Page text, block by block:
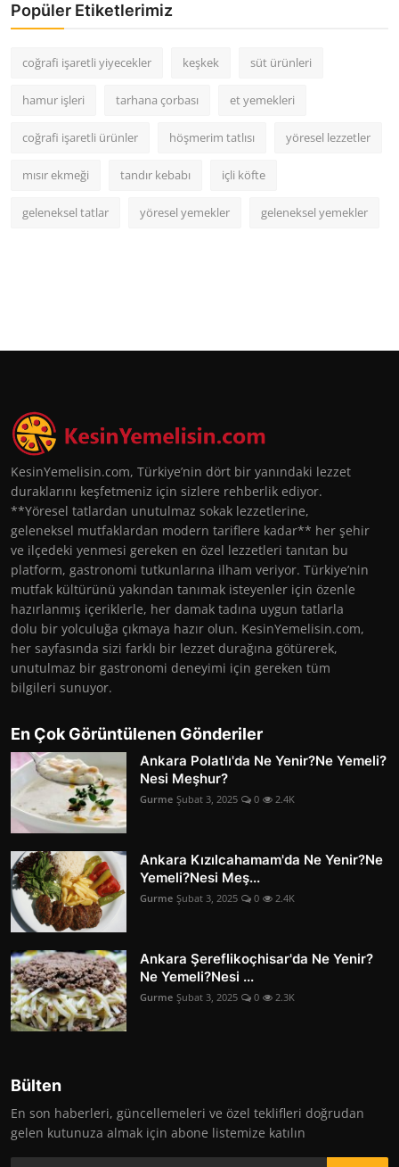
Popüler Etiketlerimiz
coğrafi işaretli yiyecekler keşkek süt ürünleri
hamur işleri tarhana çorbası et yemekleri
coğrafi işaretli ürünler höşmerim tatlısı yöresel lezzetler
mısır ekmeği tandır kebabı içli köfte
geleneksel tatlar yöresel yemekler geleneksel yemekler
KesinYemelisin.com, Türkiye’nin dört bir yanındaki lezzet
duraklarını keşfetmeniz için sizlere rehberlik ediyor.
**Yöresel tatlardan unutulmaz sokak lezzetlerine,
geleneksel mutfaklardan modern tariflere kadar** her şehir
ve ilçedeki yenmesi gereken en özel lezzetleri tanıtan bu
platform, gastronomi tutkunlarına ilham veriyor. Türkiye’nin
mutfak kültürünü yakından tanımak isteyenler için özenle
hazırlanmış içeriklerle, her damak tadına uygun tatlarla
dolu bir yolculuğa çıkmaya hazır olun. KesinYemelisin.com,
her sayfasında sizi farklı bir lezzet durağına götürerek,
unutulmaz bir gastronomi deneyimi için gereken tüm
bilgileri sunuyor.
En Çok Görüntülenen Gönderiler
Ankara Polatlı'da Ne Yenir?Ne Yemeli?
Nesi Meşhur?
Gurme Şubat 3, 2025 0 2.4K
Ankara Kızılcahamam'da Ne Yenir?Ne
Yemeli?Nesi Meş...
Gurme Şubat 3, 2025 0 2.4K
Ankara Şereflikoçhisar'da Ne Yenir?
Ne Yemeli?Nesi ...
Gurme Şubat 3, 2025 0 2.3K
Bülten
En son haberleri, güncellemeleri ve özel teklifleri doğrudan
gelen kutunuza almak için abone listemize katılın